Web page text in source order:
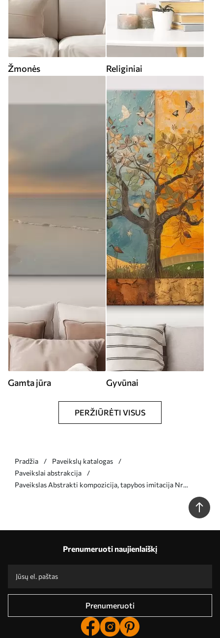
Žmonės Religiniai
Gamta jūra Gyvūnai
PERŽIŪRĖTI VISUS
Pradžia
Paveikslų katalogas
Paveikslai abstrakcija
Paveikslas Abstrakti kompozicija, tapybos imitacija Nr
Prenumeruoti naujienlaiškį
Prenumeruoti